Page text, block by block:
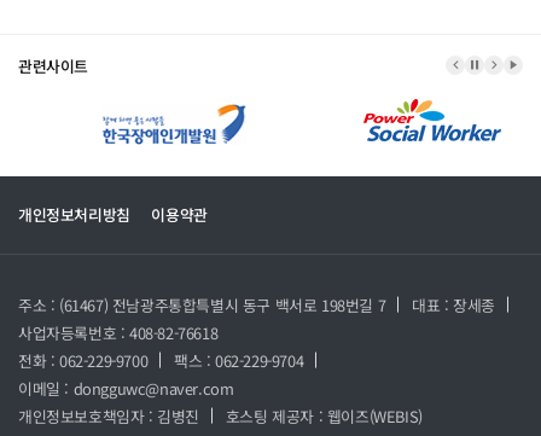
관련사이트 이전 배너
배너 정지
다음배
개인정보처리방침 이용약관
주소 : (61467) 전남광주통합특별시 동구 백서로 198번길 7
대표 : 장세종
사업자등록번호 : 408-82-76618
전화 : 062-229-9700
팩스 : 062-229-9704
이메일 : dongguwc@naver.com
개인정보보호책임자 : 김병진
호스팅 제공자 : 웹이즈(WEBIS)